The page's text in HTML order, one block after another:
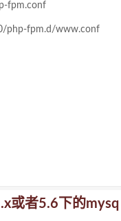
fpm.conf
php-fpm.d/www.conf
或者5.6下的mysq